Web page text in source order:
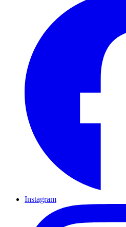
Instagram